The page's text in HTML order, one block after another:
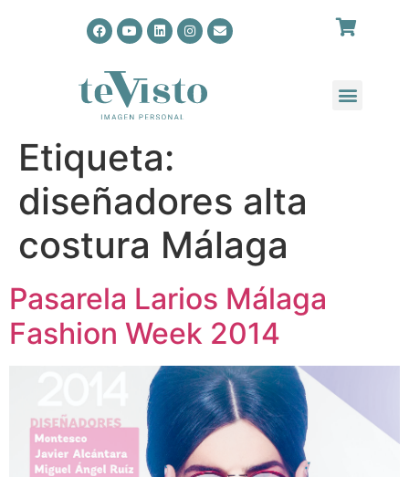
Etiqueta:
diseñadores alta
costura Málaga
Pasarela Larios Málaga
Fashion Week 2014